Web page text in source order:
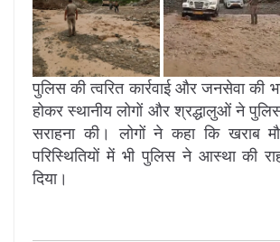
पुलिस की त्वरित कार्रवाई और जनसेवा की
होकर स्थानीय लोगों और श्रद्धालुओं ने
सराहना की। लोगों ने कहा कि खराब
परिस्थितियों में भी पुलिस ने आस्था की
दिया।